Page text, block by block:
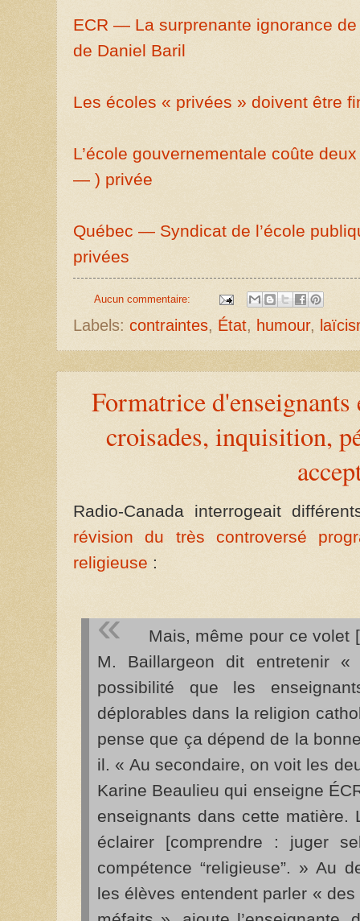
ECR — La surprenante ignorance
de Daniel Baril
Les écoles « privées » doivent être
L’école gouvernementale coûte
— ) privée
Québec — Syndicat de l’école
privées
Aucun commentaire:
Labels: contraintes, État, humour,
Formatrice
croisades, inquisition,
Radio-Canada interrogeait
révision du très controversé
religieuse :
Mais, même pour ce volet
M. Baillargeon dit entretenir
possibilité que les
déplorables dans la religion
pense que ça dépend de la
il. « Au secondaire, on voit les
Karine Beaulieu qui enseigne
enseignants dans cette matière.
éclairer [comprendre : juger
compétence “religieuse”. » Au
les élèves entendent parler «